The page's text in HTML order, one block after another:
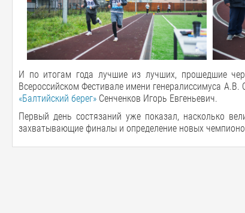
И по итогам года лучшие из лучших, прошедшие
Всероссийском Фестивале имени генералиссимуса
«Балтийский берег» Сенченков Игорь Евгеньевич.
Первый день состязаний уже показал, насколько
захватывающие финалы и определение новых